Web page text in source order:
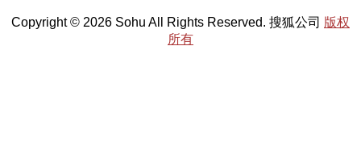
Copyright © 2026 Sohu All Rights Reserved. 搜狐公司 版权
所有